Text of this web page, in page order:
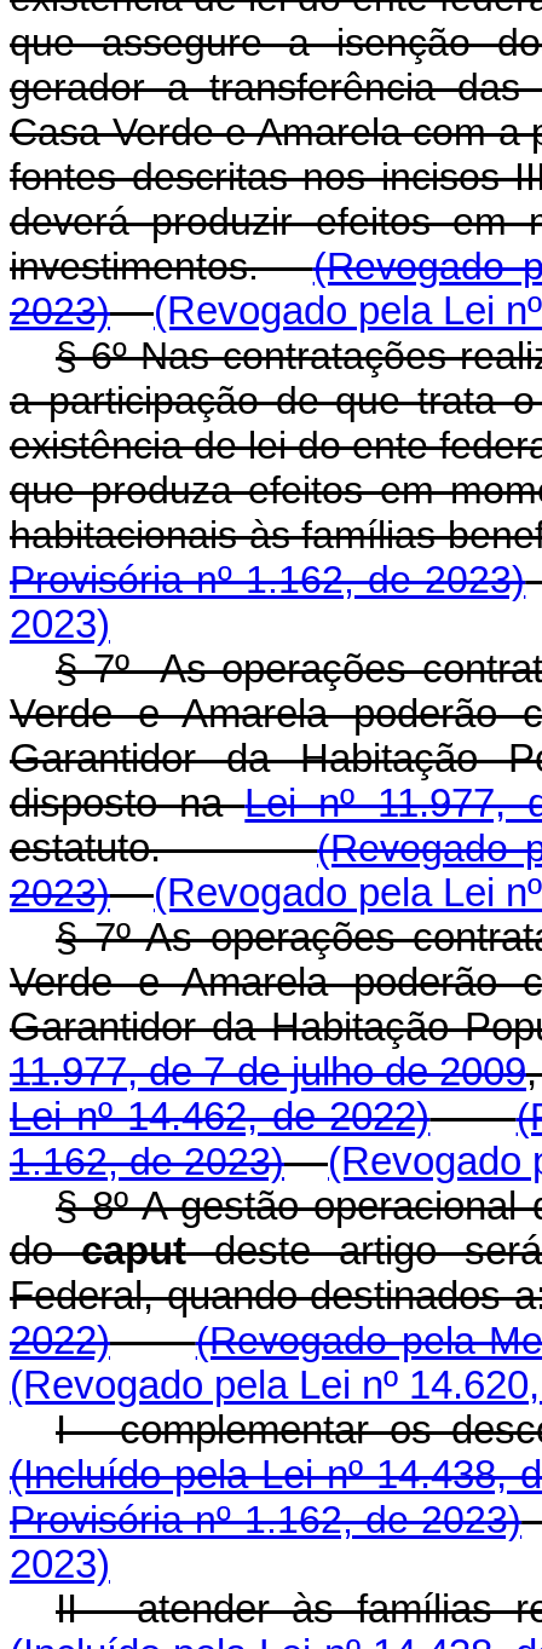
que assegure a isenção
gerador a transferência das
Casa Verde e Amarela com
fontes descritas nos incisos
deverá produzir efeitos em
investimentos.(Revogado
2023)
(Revogado pela Lei
§ 6º Nas contratações
a participação de que trata
existência de lei do ente
que produza efeitos em
habitacionais às famílias
Provisória nº 1.162, de 2023)
2023)
§ 7º As operações
Verde e Amarela poderão
Garantidor da Habitação
disposto naLei nº 11.977,
estatuto.(Revogado
2023)
(Revogado pela Lei
§ 7º As operações
Verde e Amarela poderão
Garantidor da Habitação
11.977, de 7 de julho de 2009
Lei nº 14.462, de 2022)
1.162, de 2023)
(Revogado
§ 8º A gestão
docaputdeste artigo será
Federal, quando
2022)
(Revogado pela
(Revogado pela Lei nº
I - complementar os
(Incluído pela Lei nº 14.438,
Provisória nº 1.162, de 2023)
2023)
II - atender às famílias